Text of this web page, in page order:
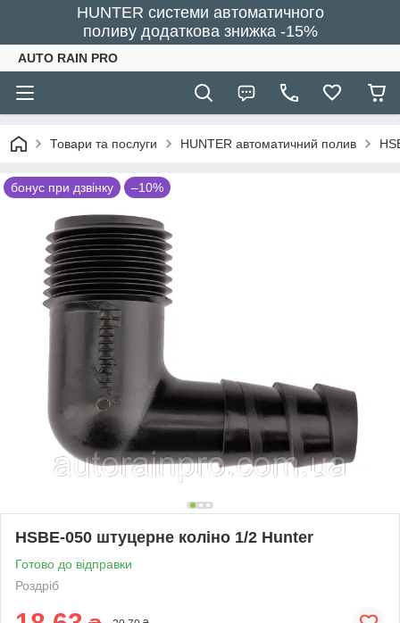
HUNTER системи автоматичного
поливу додаткова знижка -15%
AUTO RAIN PRO
Товари та послуги HUNTER автоматичний полив
бонус при дзвінку –10%
HSBE-050 штуцерне коліно 1/2 Hunter
Готово до відправки
Роздріб